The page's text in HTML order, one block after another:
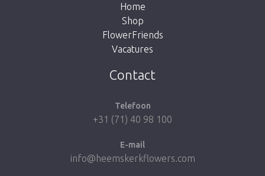
Breng me naar de shop
Home
Shop
FlowerFriends
Vacatures
Contact
Telefoon
+31 (71) 40 98 100
E-mail
info@heemskerkflowers.com